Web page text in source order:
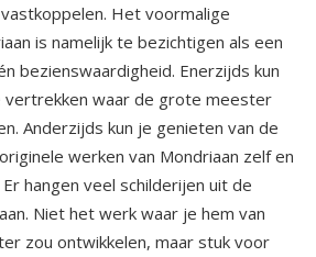
Het voormalige
is namelijk te bezichtigen als een
bezienswaardigheid. Enerzijds kun
vertrekken waar de grote meester
Anderzijds kun je genieten van de
werken van Mondriaan zelf en
hangen veel schilderijen uit de
Niet het werk waar je hem van
zou ontwikkelen, maar stuk voor